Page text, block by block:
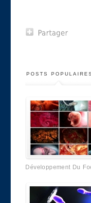
POSTS POPULAIRES
Développement Du